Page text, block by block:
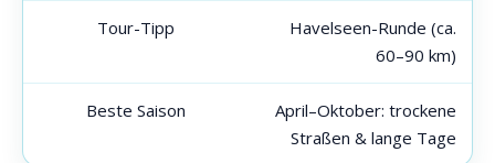
Tour-Tipp
Havelseen-Runde (ca.
60–90 km)
Beste Saison
April–Oktober: trockene
Straßen & lange Tage